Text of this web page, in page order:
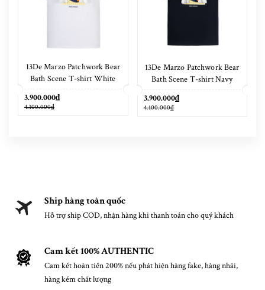
13De Marzo Patchwork Bear
Bath Scene T-shirt White
3.900.000₫
4.100.000₫
13De Marzo Patchwork Bear
Bath Scene T-shirt Navy
3.900.000₫
4.100.000₫
Ship hàng toàn quốc
Hỗ trợ ship COD, nhận hàng khi thanh toán cho quý khách
Cam kết 100% AUTHENTIC
Cam kết hoàn tiền 200% nếu phát hiện hàng fake, hàng nhái,
hàng kém chất lượng